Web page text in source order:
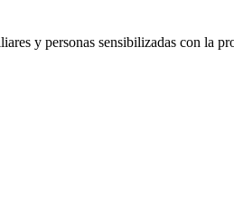
y personas sensibilizadas con la